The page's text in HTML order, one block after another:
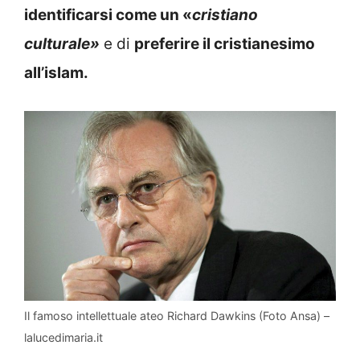
identificarsi come un «cristiano
culturale» e di preferire il cristianesimo
all’islam.
Il famoso intellettuale ateo Richard Dawkins (Foto Ansa) –
lalucedimaria.it